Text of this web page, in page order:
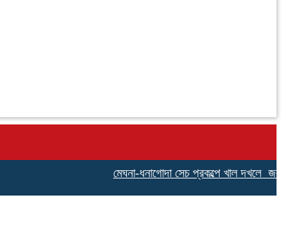
মেঘনা-ধনাগোদা সেচ প্রকল্পে খাল দখলে